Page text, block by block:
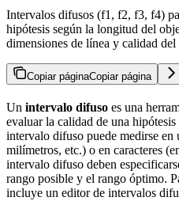
Intervalos difusos (f1, f2, f3, f4)
hipótesis según la longitud del
dimensiones de línea y calidad del
Copiar páginaCopiar página
Un intervalo difuso es una
evaluar la calidad de una
intervalo difuso puede medirse en
milímetros, etc.) o en caracteres
intervalo difuso deben
rango posible y el rango óptimo.
incluye un editor de intervalos